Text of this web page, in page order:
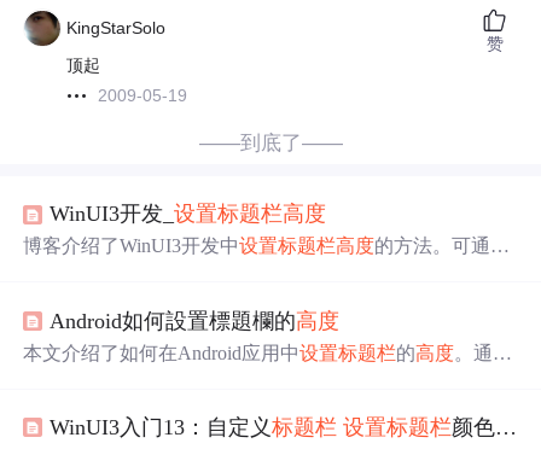
KingStarSolo
顶起
2009-05-19
赞
——到底了——
WinUI3开发_设置标题栏高度
博客介绍了WinUI3开发中设置标题栏高度的方法。可通过
ll（变高且按钮更大）、Collapsed（高度
Android如何設置標題欄的高度
本文介绍了如何在Android应用中设置标题栏的高度。通过
WinUI3入门13：自定义标题栏 设置标题栏颜色 获取